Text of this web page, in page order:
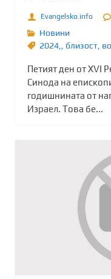
Evangelsko.info
Новини
2024,
близост
Петият ден от XVI
Синода на
годишнината от
Израел. Това бе...